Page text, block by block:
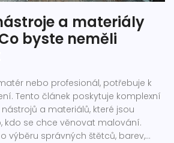
a materiály
byste neměli
nebo profesionál, potřebuje k
Tento článek poskytuje komplexní
a materiálů, které jsou
kdo se chce věnovat malování.
výběru správných štětců, barev,